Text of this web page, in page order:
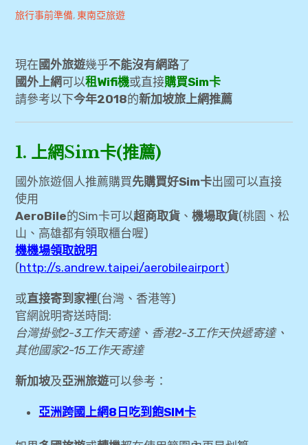
[旅行準備] 出國常用網站資訊彙整（訂房、訂
Booking.com折扣碼、優惠碼、回饋金
[國外訂房] 如何找出最優惠價
Wifi機)
[新加坡旅遊] 上網網路選擇(Wifi機、Sim卡比
[新加坡旅遊] 事先購買票劵及行程參考
[清邁旅遊] 旅行準備-上網sim卡 Wifi機、票
飛行紀錄
美洲旅遊
東南亞旅遊
[胡志明旅遊] 胡志明4天3夜自由行旅行心得分
Andrew
2018-
旅行事前準備, 東南亞旅遊
現在 國外旅遊幾乎不能沒有網路了
國外上網可以租Wifi機或直接購買Sim卡
請參考以下今年2018的新加坡旅上網推薦
1. 上網Sim卡(推薦)
國外旅遊個人推薦購買先購買好Sim卡出國可以直接
使用
AeroBile的Sim卡可以超商取貨 、機場取貨(桃園、松
山、高雄都有領取櫃台喔)
機機場領取說明
(http://s.andrew.taipei/aerobileairport)
或直接寄到家裡(台灣、香港等)
官網說明寄送時間:
台灣掛號2-3工作天寄達、香港2-3工作天快遞寄達、
其他國家2-15工作天寄達
新加坡及亞洲旅遊可以參考：
亞洲跨國上網8日吃到飽SIM卡